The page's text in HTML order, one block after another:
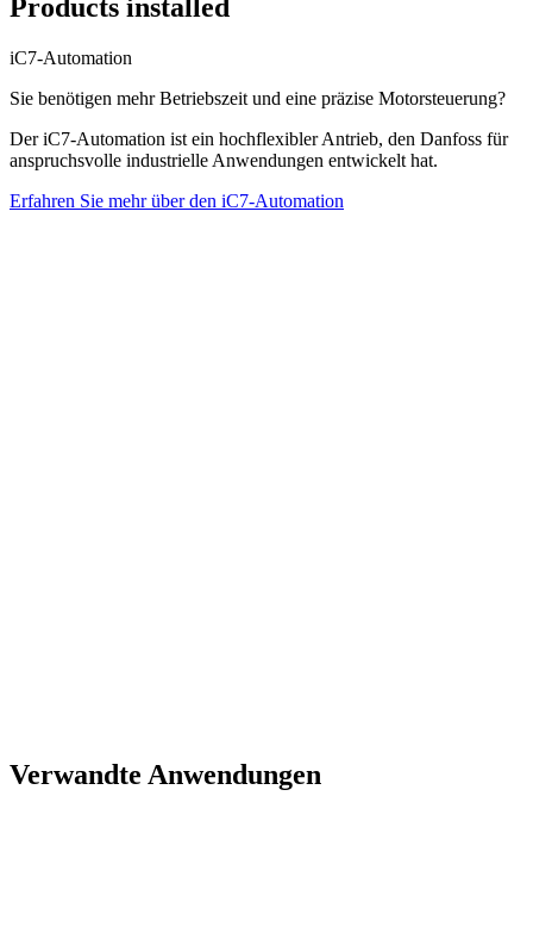
Products installed
iC7-Automation
Sie benötigen mehr Betriebszeit und eine präzise Motorsteuerung?
Der iC7-Automation ist ein hochflexibler Antrieb, den Danfoss für
anspruchsvolle industrielle Anwendungen entwickelt hat.
Erfahren Sie mehr über den iC7-Automation
Verwandte Anwendungen